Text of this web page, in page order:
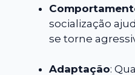
socialização
se torne
Adaptação: